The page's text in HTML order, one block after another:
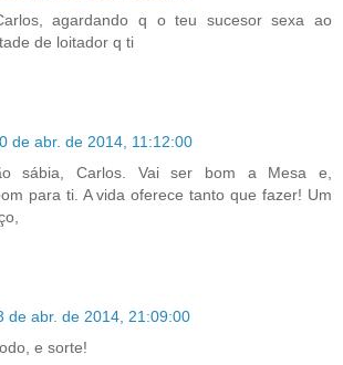
agardando q o teu sucesor sexa ao
de loitador q ti
de abr. de 2014, 11:12:00
sábia, Carlos. Vai ser bom a Mesa e,
para ti. A vida oferece tanto que fazer! Um
de abr. de 2014, 21:09:00
e sorte!